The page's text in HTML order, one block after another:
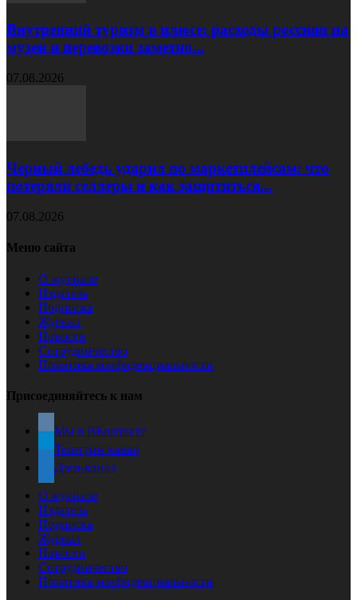
Внутренний туризм в плюсе: расходы россиян на
музеи и перевозки заметно...
07.08.2026
Черный лебедь ударил по маркетплейсам: что
потеряли селлеры и как защититься...
07.08.2026
Меню сайта
О журнале
Издатель
Подписка
Журнал
Новости
Сотрудничество
Политика конфиденциальности
Присоединяйтесь к нам
Мы в ВКонтакте
Телеграм канал
Дзен-канал
О журнале
Издатель
Подписка
Журнал
Новости
Сотрудничество
Политика конфиденциальности